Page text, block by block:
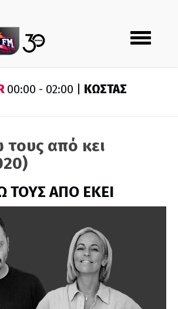
Toggle
navigation
00:00 - 02:00 | ΚΩΣΤΑΣ
από κει
ΤΟΥΣ ΑΠΟ ΕΚΕΙ